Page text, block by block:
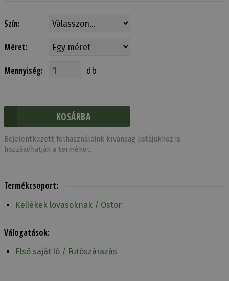
Szín:
Méret:
Mennyiség: db
Bejelentkezett felhasználóink kívánság listájukhoz is
hozzáadhatják a terméket.
Termékcsoport:
Kellékek lovasoknak / Ostor
Válogatások:
Első saját ló / Futószárazás